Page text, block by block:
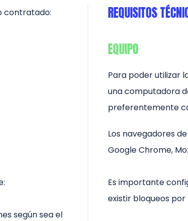
contratado:
según sea el
REQUISITOS
EQUIPO
Para poder utilizar
una computadora
preferentemente
Los navegadores
Google Chrome,
Es importante
existir bloqueos por